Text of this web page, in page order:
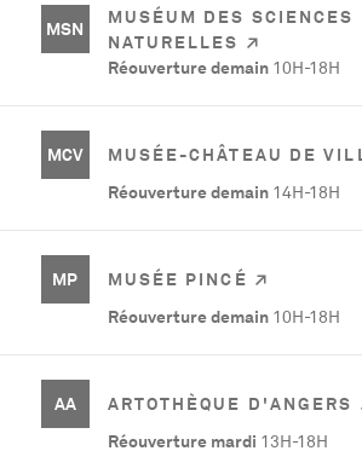
MSN
MUSÉUM DES SCIENCES
NATURELLES
Réouverture demain 10H-18H
MCV
MUSÉE-CHÂTEAU DE
Réouverture demain 14H-18H
MP
MUSÉE PINCÉ
Réouverture demain 10H-18H
AA
ARTOTHÈQUE D'ANGERS
Réouverture mardi 13H-18H